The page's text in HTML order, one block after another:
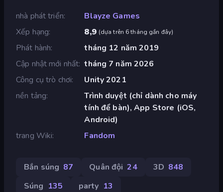
nhà phát triển
Blayze Games
Xếp hạng
8,9 (dựa trên 6 tháng gần đây)
Phát hành
tháng 12 năm 2019
Cập nhật mới nhất tháng 7 năm 2026
Công cụ trò chơi
Unity 2021
nền tảng
Trình duyệt (chỉ dành cho máy
tính để bàn), App Store (iOS,
Android)
trang Wiki
Fandom
Bắn súng 87 Quân đội 24 3D 848
Súng 135 party 13